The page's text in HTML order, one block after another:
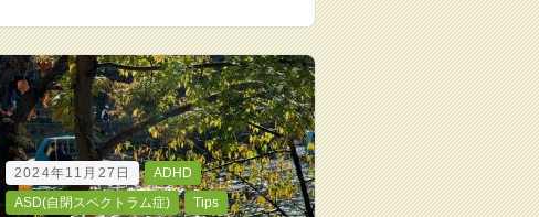
2024年11月27日
ADHD
ASD(自閉スペクトラム症)
Tips